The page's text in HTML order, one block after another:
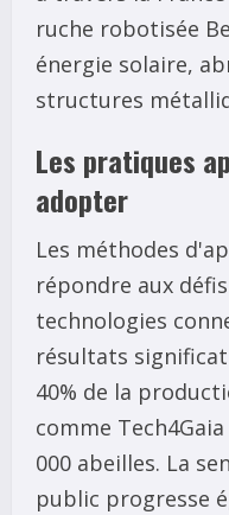
ruche robotisée
énergie solaire,
structures
Les pratiques
adopter
Les méthodes
répondre aux
technologies
résultats
40% de la
comme
000 abeilles. La
public progresse